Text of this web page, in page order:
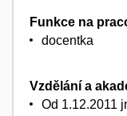
Funkce na
docentka
Vzdělání a
Od 1.12.2011